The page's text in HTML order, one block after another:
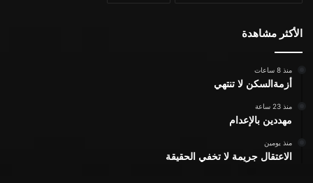
الأكثر مشاهدة
منذ 8 ساعات
أزمةالسكن لا تنتهي
منذ 23 ساعة
مهددين بالإعدام
منذ يومين
الاعتقال جريمة لا تخفي الحقيقة